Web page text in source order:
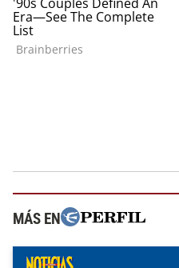
MÁS EN